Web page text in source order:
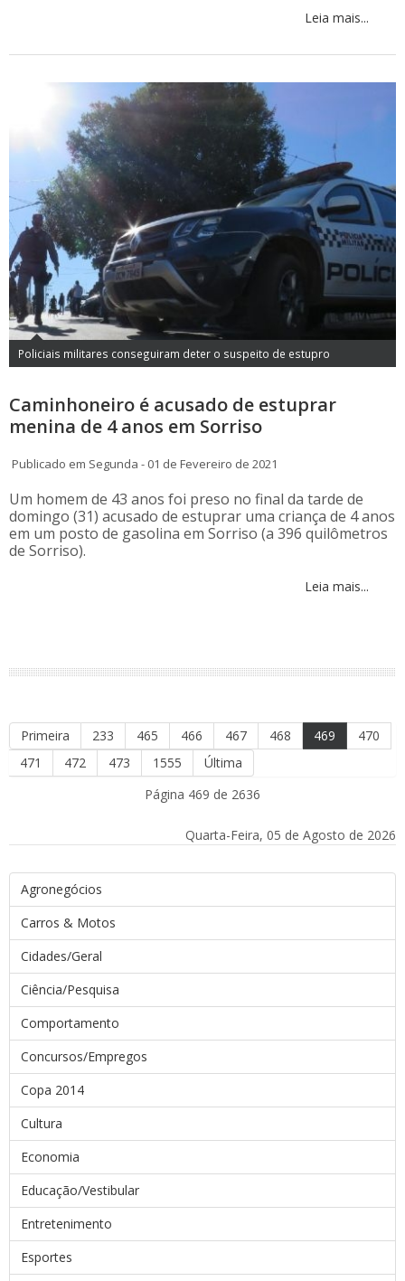
Leia mais...
Policiais militares conseguiram deter o suspeito de estupro
Caminhoneiro é acusado de estuprar
menina de 4 anos em Sorriso
Publicado em Segunda - 01 de Fevereiro de 2021
Um homem de 43 anos foi preso no final da tarde de
domingo (31) acusado de estuprar uma criança de 4 anos
em um posto de gasolina em Sorriso (a 396 quilômetros
de Sorriso).
Leia mais...
Primeira 233 465 466 467 468 469
470
471
472 473 1555
Última
Página 469 de 2636
Quarta-Feira, 05 de Agosto de 2026
Agronegócios
Carros & Motos
Cidades/Geral
Ciência/Pesquisa
Comportamento
Concursos/Empregos
Copa 2014
Cultura
Economia
Educação/Vestibular
Entretenimento
Esportes